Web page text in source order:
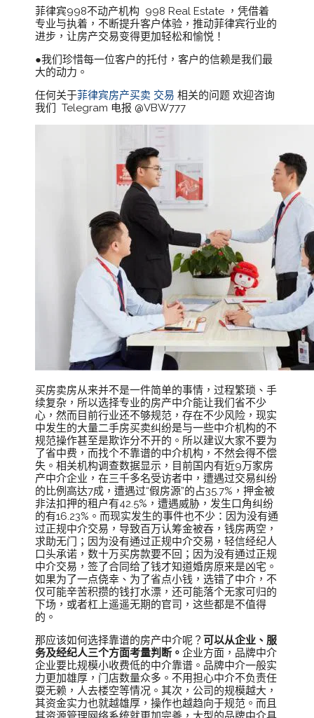
菲律宾998不动产机构 998 Real Estate ，凭借着
专业与执着，不断提升客户体验，推动菲律宾行业的
进步，让房产交易变得更加轻松和愉悦！
●我们珍惜每一位客户的托付，客户的信赖是我们最
大的动力。
任何关于菲律宾房产买卖 交易相关的问题 欢迎咨询
我们 Telegram 电报 @VBW777
买房卖房从来并不是一件简单的事情，过程繁琐、手
续复杂，所以选择专业的房产中介能让我们省不少
心，然而目前行业还不够规范，存在不少风险，现实
中发生的大量二手房买卖纠纷是与一些中介机构的不
规范操作甚至是欺诈分不开的。所以建议大家不要为
了省中费，而找个不靠谱的中介机构，不然会得不偿
失。相关机构调查数据显示，目前国内有近9万家房
产中介企业，在三千多名受访者中，遭遇过交易纠纷
的比例高达7成，遭遇过“假房源”的占35.7%，押金被
非法扣押的租户有42.5%，遭遇威胁，发生口角纠纷
的有16.23%。而现实发生的事件也不少：因为没有通
过正规中介交易，导致百万认筹金被吞，钱房两空，
求助无门；因为没有通过正规中介交易，轻信经纪人
口头承诺，数十万买房款要不回；因为没有通过正规
中介交易，签了合同给了钱才知道婚房原来是凶宅。
如果为了一点侥幸、为了省点小钱，选错了中介，不
仅可能辛苦积攒的钱打水漂，还可能落个无家可归的
下场，或者杠上遥遥无期的官司，这些都是不值得
的。
那应该如何选择靠谱的房产中介呢？可以从企业、服
务及经纪人三个方面考量判断。企业方面，品牌中介
企业要比规模小收费低的中介靠谱。品牌中介一般实
力更加雄厚，门店数量众多。不用担心中介不负责任
耍无赖，人去楼空等情况。其次，公司的规模越大，
其资金实力也就越雄厚，操作也越趋向于规范。而且